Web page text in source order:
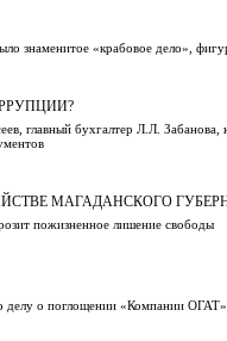
знаменитое «крабовое дело»,
главный бухгалтер Л.Л.
МАГАДАНСКОГО
пожизненное лишение свободы
делу о поглощении «Компании